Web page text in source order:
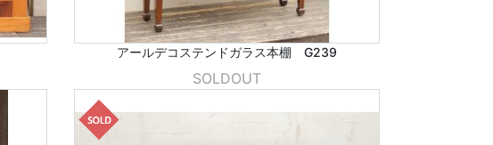
アールデコステンドガラス本棚 G239
SOLDOUT